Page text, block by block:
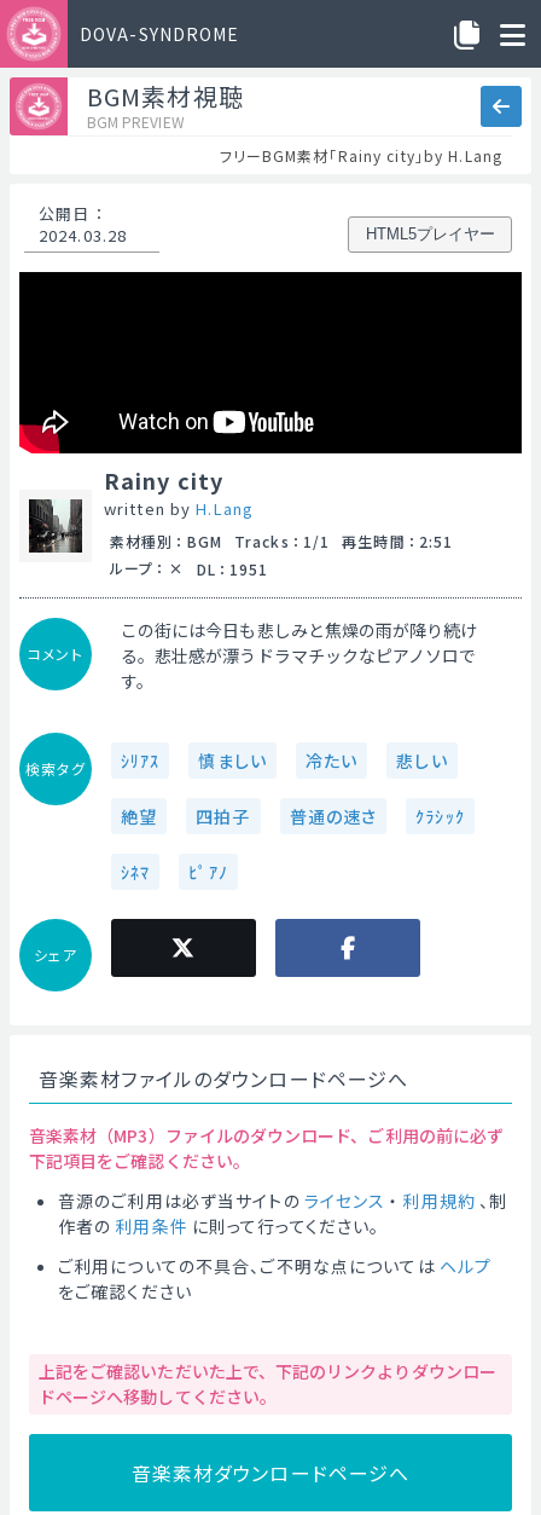
DOVA-SYNDROME
BGM素材視聴
BGM PREVIEW
フリーBGM素材「Rainy city」by H.Lang
公開日 ：
2024.03.28
HTML5プレイヤー
Rainy city
written byH.Lang
素材種別 ： BGM Tracks ： 1/1 再生時間 ： 2:51
ループ ： DL ： 1951
コメント
この街には今日も悲しみと焦燥の雨が降り続け
る。悲壮感が漂うドラマチックなピアノソロで
す。
検索タグ ｼﾘｱｽ 慎ましい 冷たい 悲しい
絶望 四拍子 普通の速さ ｸﾗｼｯｸ
ｼﾈﾏ ﾋﾟｱﾉ
シェア
音楽素材ファイルのダウンロードページへ
音楽素材（MP3）ファイルのダウンロード、ご利用の前に必ず
下記項目をご確認ください。
音源のご利用は必ず当サイトの ライセンス ・ 利用規約 、制
作者の 利用条件 に則って行ってください。
ご利用についての不具合、ご不明な点については ヘルプ
をご確認ください
上記をご確認いただいた上で、下記のリンクよりダウンロー
ドページへ移動してください。
音楽素材ダウンロードページへ